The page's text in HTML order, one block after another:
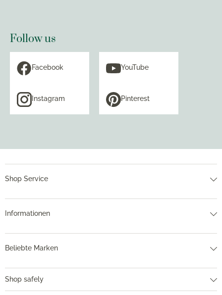
Follow us
Facebook YouTube
Instagram Pinterest
Shop Service
Informationen
Beliebte Marken
Shop safely